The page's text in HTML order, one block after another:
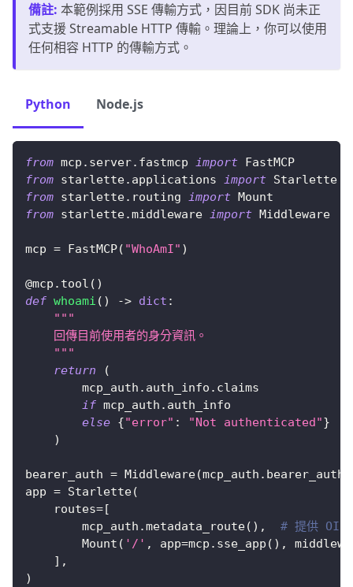
備註: 本範例採用 SSE 傳輸方式，因目前 SDK 尚未正
式支援 Streamable HTTP 傳輸。理論上，你可以使用
任何相容 HTTP 的傳輸方式。
Python Node.js
from mcp . server. fastmcp import FastMCP
from starlette. applications import Starlette
from starlette. routing import Mount
from starlette.middleware import Middleware
mcp = FastMCP( "WhoAmI" )
@mcp . tool ( )
def whoami ( ) -> dict :
"""
    回傳目前使用者的身分資訊。
    """
return
(
        mcp_auth
. auth_info . claims
if mcp_auth . auth_info
else {"error" : "Not authenticated"}
)
bearer_auth = Middleware(mcp_auth .
app = Starlette(
    routes
= [
        mcp_auth
.metadata_route( ) ,
# 提供
        Mount
( '/' , app=mcp . sse_app ( ) ,
] ,
)